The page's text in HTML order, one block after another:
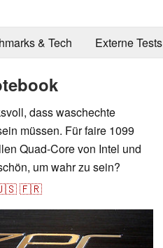
& Tech Externe Tests
dass waschechte
müssen. Für faire 1099
Quad-Core von Intel und
um wahr zu sein?
🇫🇷